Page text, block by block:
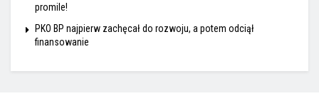
promile!
PKO BP najpierw zachęcał do rozwoju, a potem odciął
finansowanie